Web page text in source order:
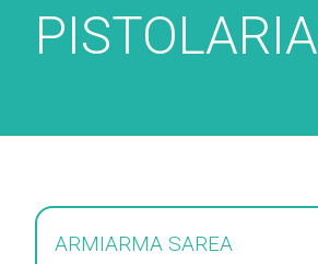
PISTOLARIA
ARMIARMA SAREA